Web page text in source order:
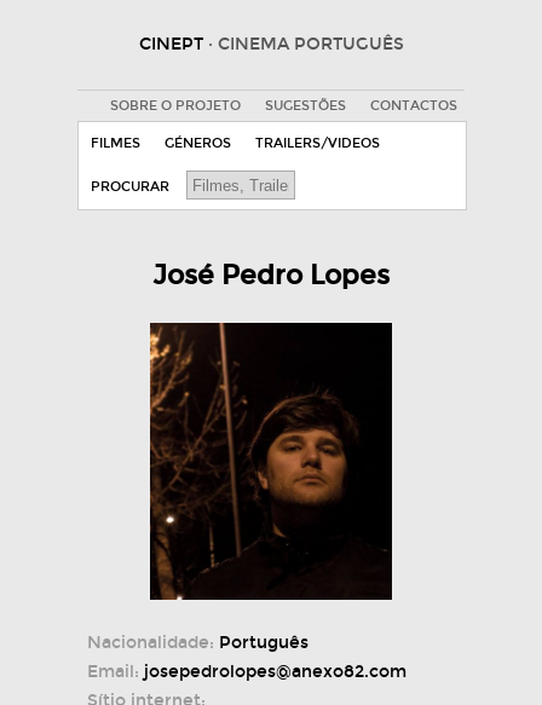
CINEPT · CINEMA PORTUGUÊS
SOBRE O PROJETO SUGESTÕES CONTACTOS
FILMES GÉNEROS TRAILERS/VIDEOS
PROCURAR
José Pedro Lopes
Nacionalidade: Português
Email: josepedrolopes@anexo82.com
Sítio internet: